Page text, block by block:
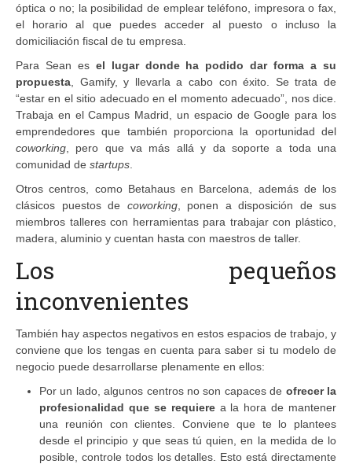
óptica o no; la posibilidad de emplear teléfono, impresora o fax,
el horario al que puedes acceder al puesto o incluso la
domiciliación fiscal de tu empresa.
Para Sean es el lugar donde ha podido dar forma a su
propuesta , Gamify, y llevarla a cabo con éxito. Se trata de
“estar en el sitio adecuado en el momento adecuado”, nos dice.
Trabaja en el Campus Madrid, un espacio de Google para los
emprendedores que también proporciona la oportunidad del
coworking , pero que va más allá y da soporte a toda una
comunidad de startups
Otros centros, como Betahaus en Barcelona, además de los
clásicos puestos de coworking, ponen a disposición de sus
miembros talleres con herramientas para trabajar con plástico,
madera, aluminio y cuentan hasta con maestros de taller.
Los pequeños
inconvenientes
También hay aspectos negativos en estos espacios de trabajo, y
conviene que los tengas en cuenta para saber si tu modelo de
negocio puede desarrollarse plenamente en ellos:
Por un lado, algunos centros no son capaces de ofrecer la
profesionalidad que se requierea la hora de mantener
una reunión con clientes. Conviene que te lo plantees
desde el principio y que seas tú quien, en la medida de lo
posible, controle todos los detalles. Esto está directamente